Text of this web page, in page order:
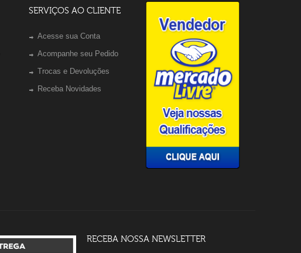
SERVIÇOS AO CLIENTE
Acesse sua Conta
Acompanhe seu Pedido
Trocas e Devoluções
Receba Novidades
RECEBA NOSSA NEWSLETTER